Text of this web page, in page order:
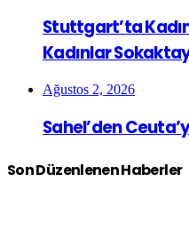
Stuttgart’ta
Kadınlar
Ağustos 2, 2026
Sahel’den
Son Düzenlenen Haberler